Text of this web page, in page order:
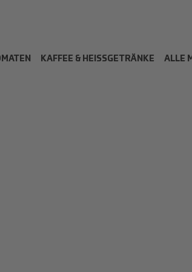
KAFFEE & HEISSGETRÄNKE ALLE